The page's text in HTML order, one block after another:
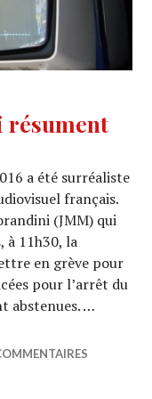
résument
a été surréaliste
français.
(JMM) qui
à 11h30, la
en grève pour
pour l’arrêt du
abstenues. …
qui résument le